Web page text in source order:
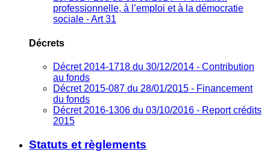
professionnelle, à l’emploi et à la démocratie
sociale - Art 31
Décrets
Décret 2014-1718 du 30/12/2014 - Contribution
au fonds
Décret 2015-087 du 28/01/2015 - Financement
du fonds
Décret 2016-1306 du 03/10/2016 - Report crédits
2015
Statuts et règlements